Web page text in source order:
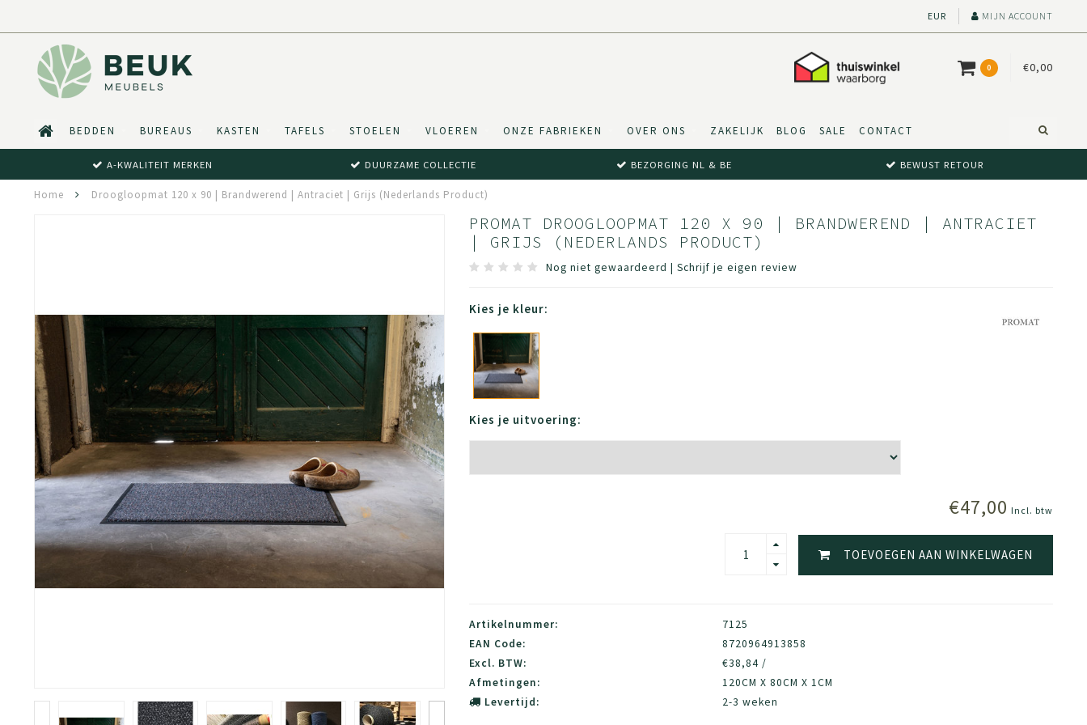
EUR MIJN ACCOUNT
0 €0,00
BEDDEN BUREAUS KASTEN TAFELS STOELEN VLOEREN ONZE FABRIEKEN OVER ONS ZAKELIJK BLOG SALE CONTACT
A-KWALITEIT MERKEN DUURZAME COLLECTIE BEZORGING NL & BE BEWUST RETOUR
Home Droogloopmat 120 x 90 | Brandwerend | Antraciet | Grijs (Nederlands Product)
PROMAT DROOGLOOPMAT 120 X 90 | BRANDWEREND | ANTRACIET
| GRIJS (NEDERLANDS PRODUCT)
Nog niet gewaardeerd | Schrijf je eigen review
Kies je kleur:
Kies je uitvoering:
€47,00 Incl. btw
TOEVOEGEN AAN WINKELWAGEN
Artikelnummer:
7125
EAN Code:
8720964913858
Excl. BTW:
€38,84 /
Afmetingen:
120CM X 80CM X 1CM
Levertijd:
2-3 weken